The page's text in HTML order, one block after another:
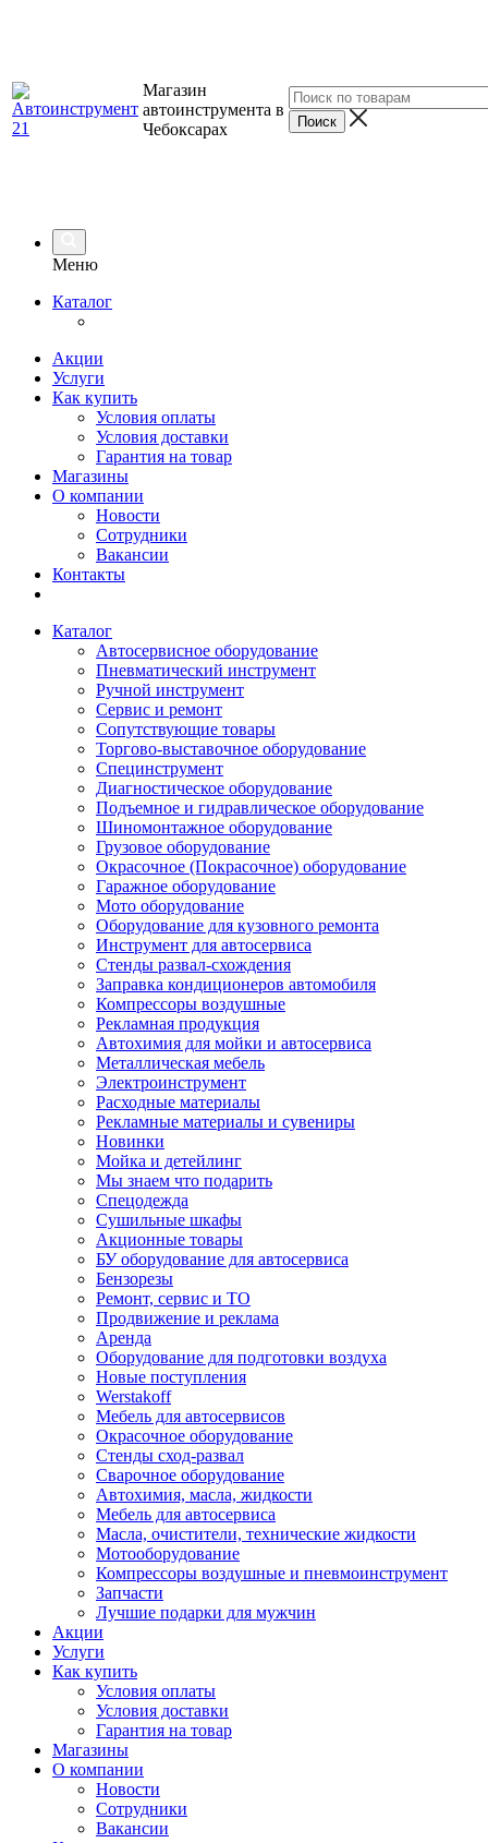
Магазин
автоинструмента в
Чебоксарах
Меню
Каталог
Акции
Услуги
Как купить
Условия оплаты
Условия доставки
Гарантия на товар
Магазины
О компании
Новости
Сотрудники
Вакансии
Контакты
Каталог
Автосервисное оборудование
Пневматический инструмент
Ручной инструмент
Сервис и ремонт
Сопутствующие товары
Торгово-выставочное оборудование
Специнструмент
Диагностическое оборудование
Подъемное и гидравлическое оборудование
Шиномонтажное оборудование
Грузовое оборудование
Окрасочное (Покрасочное) оборудование
Гаражное оборудование
Мото оборудование
Оборудование для кузовного ремонта
Инструмент для автосервиса
Стенды развал-схождения
Заправка кондиционеров автомобиля
Компрессоры воздушные
Рекламная продукция
Автохимия для мойки и автосервиса
Металлическая мебель
Электроинструмент
Расходные материалы
Рекламные материалы и сувениры
Новинки
Мойка и детейлинг
Мы знаем что подарить
Спецодежда
Сушильные шкафы
Акционные товары
БУ оборудование для автосервиса
Бензорезы
Ремонт, сервис и ТО
Продвижение и реклама
Аренда
Оборудование для подготовки воздуха
Новые поступления
Werstakoff
Мебель для автосервисов
Окрасочное оборудование
Стенды сход-развал
Сварочное оборудование
Автохимия, масла, жидкости
Мебель для автосервиса
Масла, очистители, технические жидкости
Мотооборудование
Компрессоры воздушные и пневмоинструмент
Запчасти
Лучшие подарки для мужчин
Акции
Услуги
Как купить
Условия оплаты
Условия доставки
Гарантия на товар
Магазины
О компании
Новости
Сотрудники
Вакансии